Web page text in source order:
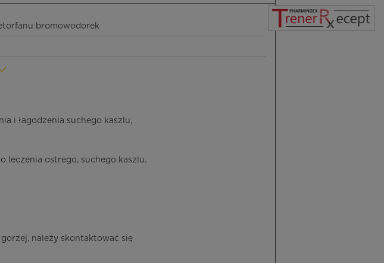
bromowodorek
i łagodzenia suchego kaszlu,
leczenia ostrego, suchego kaszlu.
należy skontaktować się